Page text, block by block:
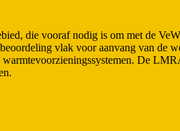
die vooraf nodig is om met de
vlak voor aanvang van de
De